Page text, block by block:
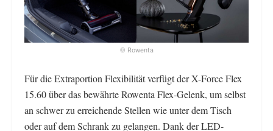
© Rowenta
Für die Extraportion Flexibilität verfügt der X-Force Flex
15.60 über das bewährte Rowenta Flex-Gelenk, um selbst
an schwer zu erreichende Stellen wie unter dem Tisch
oder auf dem Schrank zu gelangen. Dank der LED-